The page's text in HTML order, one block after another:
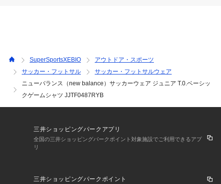
※掲載の価格・製品のパッケージ・デザイン・仕様について、
予告なく変更することがあります。あらかじめご了承くださ
い。ニューバランス new balance newbalance スーパースポ
ーツゼビオ ゼビオ Super Sports XEBIO サッカー soccer フ
R スポーツウェア トップス 半袖 Tシャツ ss25cp06 kid_bg s
SuperSportsXEBIO
アウトドア・スポーツ
サッカー・フットサル
サッカー・フットサルウェア
ニューバランス（new balance）サッカーウェア ジュニア T.0.ベーシッ
クゲームシャツ JJTF0487RYB
三井ショッピングパークアプリ
全国の三井ショッピングパークポイント対象施設でご利用できるアプ
リ
三井ショッピングパークポイント